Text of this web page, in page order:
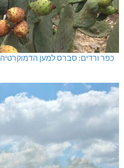
כפר ורדים: סברס למען הדמוקרטיה